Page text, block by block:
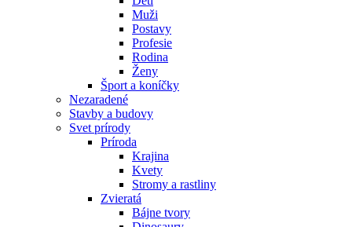
Muži
Postavy
Profesie
Rodina
Ženy
Šport a koníčky
Nezaradené
Stavby a budovy
Svet prírody
Príroda
Krajina
Kvety
Stromy a rastliny
Zvieratá
Bájne tvory